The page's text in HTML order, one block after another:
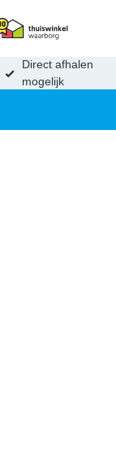
Direct afhalen
mogelijk